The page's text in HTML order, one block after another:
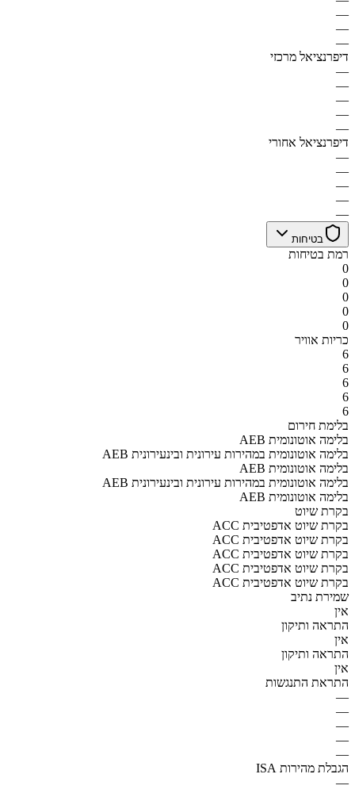
—
—
—
דיפרנציאל מרכזי
—
—
—
—
—
דיפרנציאל אחורי
—
—
—
—
—
בטיחות
רמת בטיחות
0
0
0
0
0
כריות אוויר
6
6
6
6
6
בלימת חירום
AEB בלימה אוטונומית
AEB בלימה אוטונומית במהירות עירונית ובינעירונית
AEB בלימה אוטונומית
AEB בלימה אוטונומית במהירות עירונית ובינעירונית
AEB בלימה אוטונומית
בקרת שיוט
ACC בקרת שיוט אדפטיבית
ACC בקרת שיוט אדפטיבית
ACC בקרת שיוט אדפטיבית
ACC בקרת שיוט אדפטיבית
ACC בקרת שיוט אדפטיבית
שמירת נתיב
אין
התראה ותיקון
אין
התראה ותיקון
אין
התראת התנגשות
—
—
—
—
—
הגבלת מהירות ISA
—